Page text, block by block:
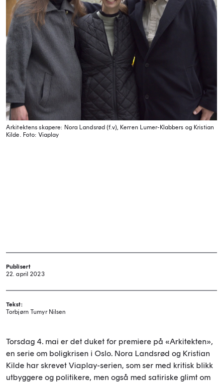
Arkitektens skapere: Nora Landsrød (f.v), Kerren Lumer-Klabbers og Kristian
Kilde. Foto: Viaplay
Publisert
22. april 2023
Tekst:
Torbjørn Tumyr Nilsen
Torsdag 4. mai er det duket for premiere på «Arkitekten»,
en serie om boligkrisen i Oslo. Nora Landsrød og Kristian
Kilde har skrevet Viaplay-serien, som ser med kritisk blikk
utbyggere og politikere, men også med satiriske glimt om